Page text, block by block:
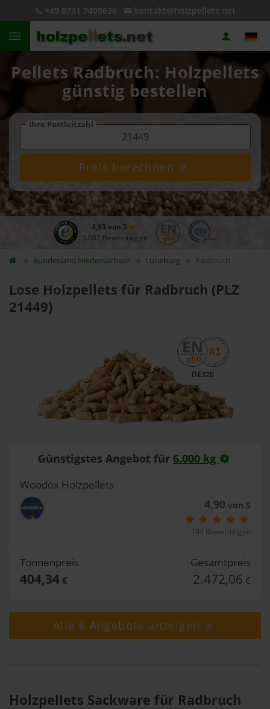
+49 8731 7409626 kontakt@holzpellets.net
Pellets Radbruch: Holzpellets
günstig bestellen
Ihre Postleitzahl
Preis berechnen
4,93 von 5
5.082 Bewertungen
Bundesland Niedersachsen Lüneburg Radbruch
Lose Holzpellets für Radbruch (PLZ
21449)
DE320
Günstigstes Angebot für 6.000 kg
Woodox Holzpellets
4,90 von 5
194 Bewertungen
Tonnenpreis
404,34€
Gesamtpreis
2.472,06 €
Alle 6 Angebote anzeigen
Holzpellets Sackware für Radbruch